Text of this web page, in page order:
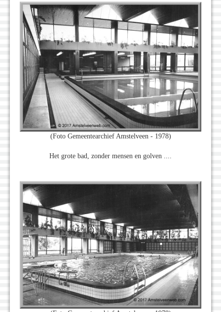
(Foto Gemeentearchief Amstelveen - 1978)
Het grote bad, zonder mensen en golven ....